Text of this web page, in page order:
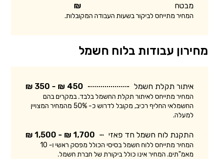
מבטח
₪
המחיר מתייחס לביקור בשעות העבודה המקובלות.
מחירון עבודות בלוח חשמל
איתור תקלת חשמל 450 ₪ - 350 ₪
המחיר מתייחס לאיתור תקלת החשמל בלבד. במקרים בהם
החשמלאי החליף רכיב, מקובל לדרוש כ- 50% מהמחיר המצויין
למעלה.
התקנת לוח חשמל חד פאזי 1,700 ₪ - 1,500 ₪
המחיר מתייחס ללוח חשמל בסיסי הכולל מפסק ראשי ו- 10
מאמ"תים. המחיר אינו כולל ביקורת של חברת חשמל.